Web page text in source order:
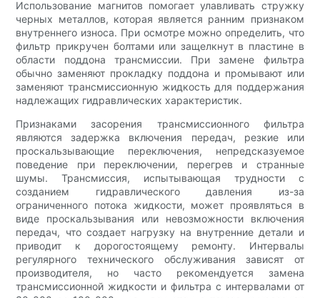
Использование магнитов помогает улавливать стружку
черных металлов, которая является ранним признаком
внутреннего износа. При осмотре можно определить, что
фильтр прикручен болтами или защелкнут в пластине в
области поддона трансмиссии. При замене фильтра
обычно заменяют прокладку поддона и промывают или
заменяют трансмиссионную жидкость для поддержания
надлежащих гидравлических характеристик.
Признаками засорения трансмиссионного фильтра
являются задержка включения передач, резкие или
проскальзывающие переключения, непредсказуемое
поведение при переключении, перегрев и странные
шумы. Трансмиссия, испытывающая трудности с
созданием гидравлического давления из-за
ограниченного потока жидкости, может проявляться в
виде проскальзывания или невозможности включения
передач, что создает нагрузку на внутренние детали и
приводит к дорогостоящему ремонту. Интервалы
регулярного технического обслуживания зависят от
производителя, но часто рекомендуется замена
трансмиссионной жидкости и фильтра с интервалами от